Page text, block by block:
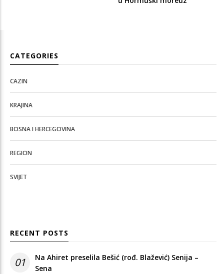
CATEGORIES
CAZIN
KRAJINA
BOSNA I HERCEGOVINA
REGION
SVIJET
RECENT POSTS
01
Na Ahiret preselila Bešić (rođ. Blažević) Senija –
Sena